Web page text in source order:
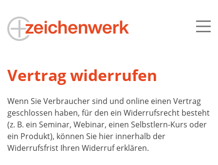
Vertrag widerrufen
Wenn Sie Verbraucher sind und online einen Vertrag
geschlossen haben, für den ein Widerrufsrecht besteht
(z. B. ein Seminar, Webinar, einen Selbstlern-Kurs oder
ein Produkt), können Sie hier innerhalb der
Widerrufsfrist Ihren Widerruf erklären.